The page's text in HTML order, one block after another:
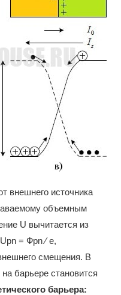
внешнего источника
объемным
U вычитается из
= Фpn ⁄ e,
смещения. В
барьере становится
барьера: